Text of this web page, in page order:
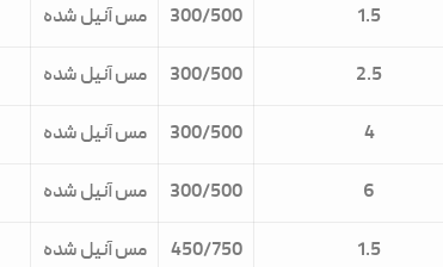
1.5
300/500 مس آنیل شده
2.5
300/500 مس آنیل شده
4
300/500 مس آنیل شده
6
300/500 مس آنیل شده
1.5
450/750 مس آنیل شده